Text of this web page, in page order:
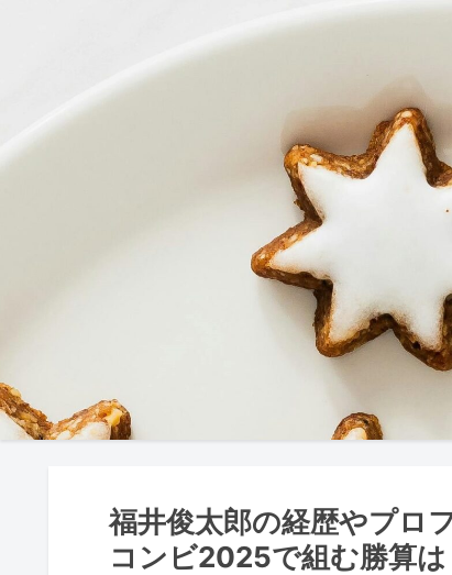
福井俊太郎の経歴やプロ
コンビ2025で組む勝算は